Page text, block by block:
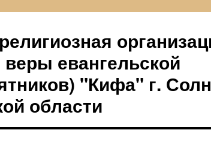
веры евангельской
"Кифа" г.
области